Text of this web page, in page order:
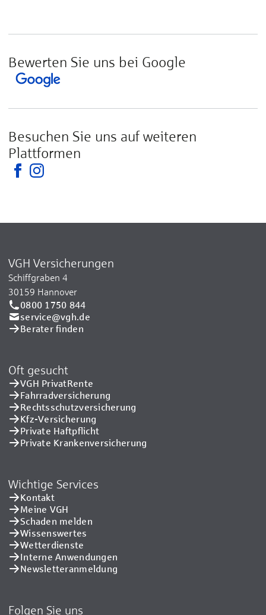
Bewerten Sie uns bei Google
Besuchen Sie uns auf weiteren
Plattformen
VGH Versicherungen
Schiffgraben 4
30159 Hannover
0800 1750 844
service@vgh.de
Berater finden
Oft gesucht
VGH PrivatRente
Fahrradversicherung
Rechtsschutzversicherung
Kfz-Versicherung
Private Haftpflicht
Private Kranken­versicherung
Wichtige Services
Kontakt
Meine VGH
Schaden melden
Wissenswertes
Wetterdienste
Interne Anwendungen
Newsletteranmeldung
Folgen Sie uns